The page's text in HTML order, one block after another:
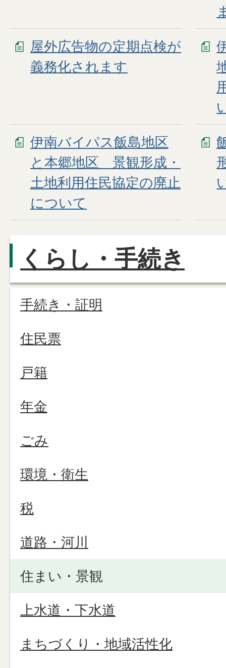
屋外広告物の定期点検が
義務化されます
伊南バイパス飯島地区
と本郷地区 景観形成・
土地利用住民協定の廃止
について
くらし・手続き
手続き・証明
住民票
戸籍
年金
ごみ
環境・衛生
税
道路・河川
住まい・景観
上水道・下水道
まちづくり・地域活性化